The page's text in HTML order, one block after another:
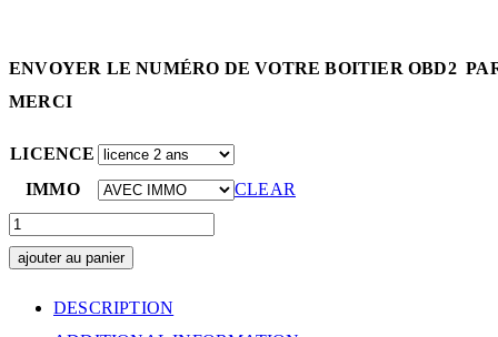
ENVOYER LE NUMÉRO DE VOTRE BOITIER OBD2
MERCI
LICENCE
IMMO
CLEAR
LICENCE
MISES
JOUR
ajouter au panier
DESCRIPTION